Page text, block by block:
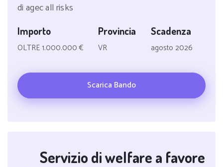
di agec all risks
Importo
OLTRE 1.000.000 €
Provincia
VR
Scadenza
agosto 2026
Scarica Bando
Servizio di welfare a favore